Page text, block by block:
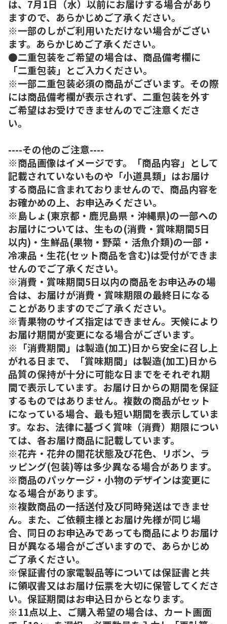
は、7月1日（水）以前にお届けする場合があり
ますので、あらかじめご了承ください。
※一部のしがご利用いただけない場合がござい
ます。あらかじめご了承ください。
●二重包装をご希望の場合は、商品備考欄に
「二重包装」とご入力ください。
※一部二重包装必須の商品がございます。その際
には商品備考欄が表示されず、二重包装を外す
ご希望はお受けできませんのでご注意くださ
い。
----その他のご注意----
※商品画像はイメージです。「商品内容」として
記載されていないものや「小道具類」はお届け
する商品に含まれておりませんので、商品内容を
お確かめの上、お申込みください。
※島しょ(東京都・鹿児島県・沖縄県)の一部への
お届けについては、生もの(消費・賞味期間5日
以内)・生鮮品(果物・野菜・活魚介類)の一部・
冷凍品・生花(セット商品を含む)は受付ができま
せんのでご了承ください。
※消費・賞味期間5日以内の商品をお申込みの場
合は、お届けが消費・賞味期限の最終日になる
ことがありますのでご了承ください。
※青果物のサイズ指定はできません。天候により
お届け期間が変更になる場合がございます。
※「消費期間」は製造(加工)日から安全に召し上
がれる日まで、「賞味期間」は製造(加工)日から
品質の保持が十分に可能な日までをそれぞれ期
間で表示しています。お届け日からの期間を保証
するものではありません。複数の商品がセット
になっている場合、最も短い期間を表示していま
す。なお、法律に基づく賞味（消費）期限につい
ては、各お届け商品に記載しています。
※花卉・花弁の開花状態及び花色、リボン、ラ
ッピング(包装)等は多少異なる場合があります。
※商品のパッケージ・小物のデザインは変更に
なる場合があります。
※複数商品の一括送付及び同時発送はできませ
ん。また、ご依頼主様とお届け先様が同じ場
合、同日のお申込みであっても商品によりお届け
日が異なる場合がございますので、あらかじめ
ご了承ください。
※保証書付の家電製品等については保証書と共
に領収書又はお届け伝票を大切に保管してくださ
い。保証期間はお申込日からとなります。
※11点以上、ご購入希望の場合は、カート画面